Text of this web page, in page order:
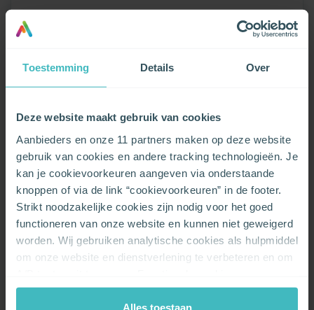
Toestemming Details Over
Deze website maakt gebruik van cookies
Aanbieders en onze 11 partners maken op deze website
gebruik van cookies en andere tracking technologieën. Je
kan je cookievoorkeuren aangeven via onderstaande
knoppen of via de link “cookievoorkeuren” in de footer.
Strikt noodzakelijke cookies zijn nodig voor het goed
functioneren van onze website en kunnen niet geweigerd
worden. Wij gebruiken analytische cookies als hulpmiddel
om onze website en dienstverlening te verbeteren en om
ervoor dat je onze chat kan gebruiken en de embedded
video’s van Vimeo kan afspelen. Wij en onze partners
Alles toestaan
Cosy Fixed BXL
Tarief
Vast tarief
Duurtijd contract
voor 24 maanden
100.00%